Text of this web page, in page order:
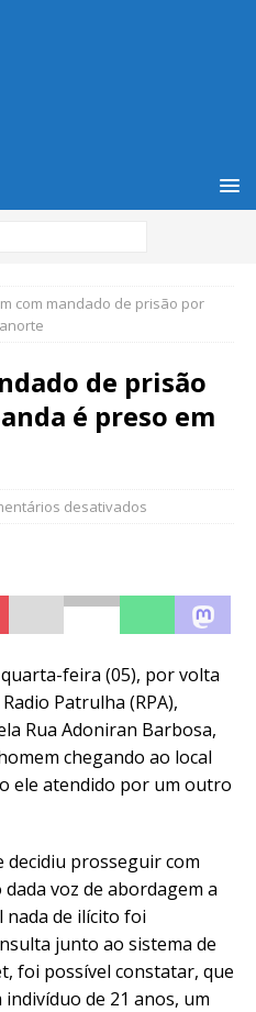
com mandado de prisão por
de prisão
é preso em
desativados
feira (05), por volta
Patrulha (RPA),
Rua Adoniran Barbosa,
chegando ao local
ele atendido por um outro
decidiu prosseguir com
voz de abordagem a
nada de ilícito foi
junto ao sistema de
foi possível constatar, que
de 21 anos, um